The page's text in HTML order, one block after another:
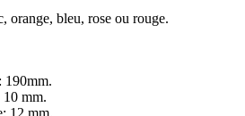
orange, bleu, rose ou rouge.
190mm.
10 mm.
12 mm.